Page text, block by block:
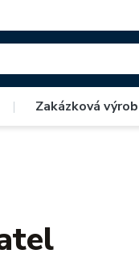
| Zakázková